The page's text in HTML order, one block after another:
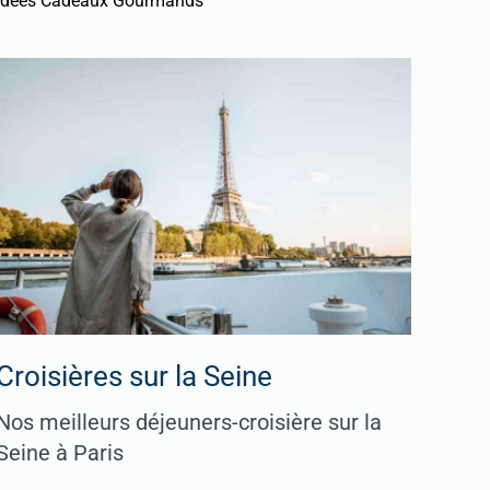
sur la Seine
meilleurs déjeuners-croisière sur la
à Paris